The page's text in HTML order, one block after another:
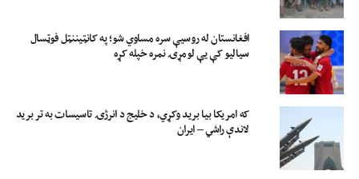
افغانستان له روسیې سره مساوي شو؛ په کانټیننټل فوټسال
سیالیو کې یې لومړۍ نمره خپله کړه
که امریکا بیا برید وکړي، د خلیج د انرژۍ تاسیسات به تر برید
لاندې راشي – ایران